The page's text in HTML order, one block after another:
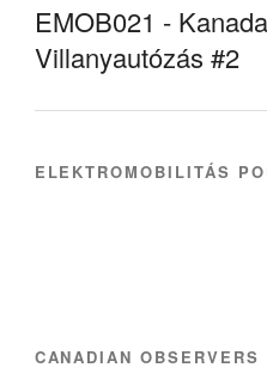
EMOB021 -
Villanyautózás #2
ELEKTROMOBILITÁS
CANADIAN OBSERVERS